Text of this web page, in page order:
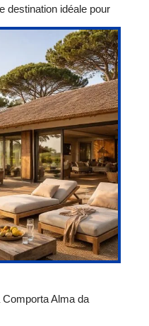
destination idéale pour
Alma da